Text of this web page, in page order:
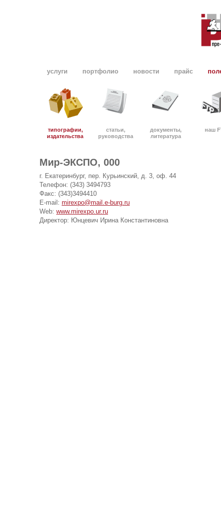
услуги портфолио новости прайс
типографии,
издательства
статьи,
руководства
документы,
литература
наш
Мир-ЭКСПО, 000
г. Екатеринбург, пер. Курьинский, д. 3, оф. 44
Телефон: (343) 3494793
Факс: (343)3494410
E-mail: mirexpo@mail.e-burg.ru
Web: www.mirexpo.ur.ru
Директор: Юнцевич Ирина Константиновна